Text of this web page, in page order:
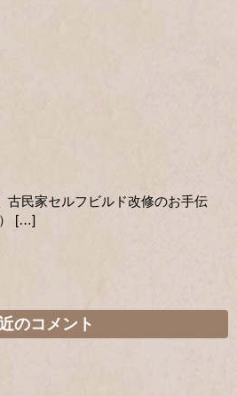
古民家セルフビルド改修のお手伝
[…]
のコメント